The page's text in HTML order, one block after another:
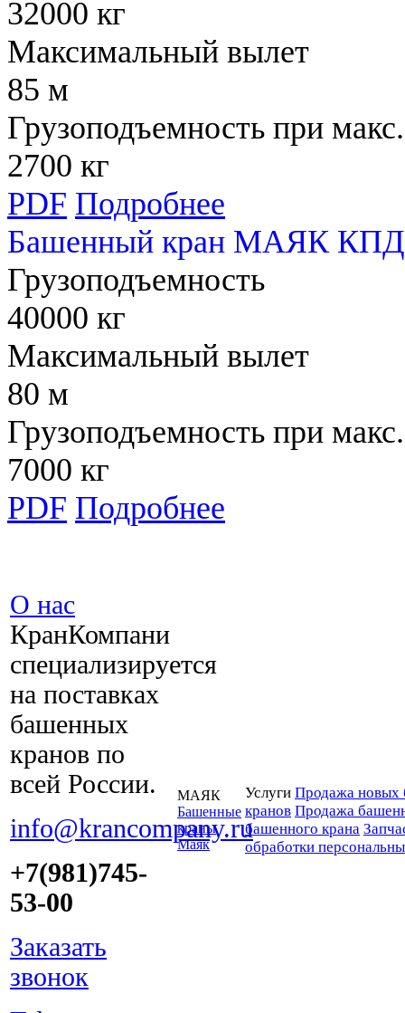
32000 кг
Максимальный вылет
85 м
Грузоподъемность при
2700 кг
PDF Подробнее
Башенный кран МАЯК КПД
Грузоподъемность
40000 кг
Максимальный вылет
80 м
Грузоподъемность при
7000 кг
PDF Подробнее
О нас
КранКомпани
специализируется
на поставках
башенных
кранов по
всей России.
info@krancompany.ru
+7(981)745-
53-00
Заказать
звонок
МАЯК
Башенные
краны
Маяк
Услуги Продажа новых
кранов Продажа
башенного крана
обработки